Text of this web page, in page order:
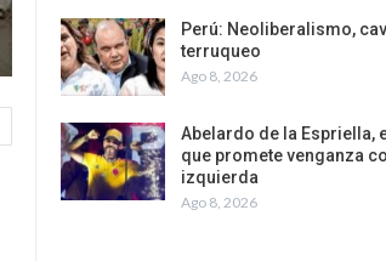
Perú: Neoliberalismo,
terruqueo
Ago 8, 2026
Abelardo de la Espriella,
que promete venganza
izquierda
Ago 8, 2026